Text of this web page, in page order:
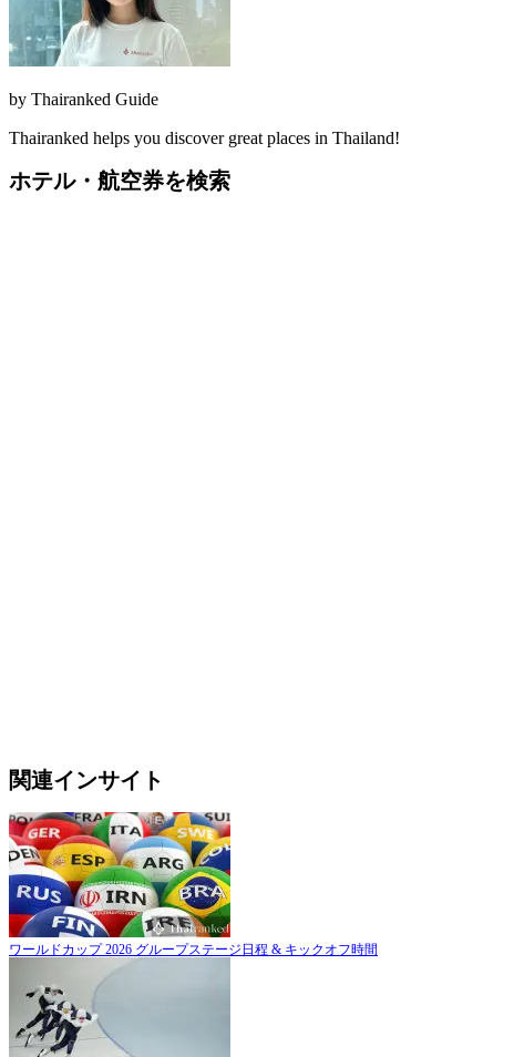
by Thairanked Guide
Thairanked helps you discover great places in Thailand!
ホテル・航空券を検索
関連インサイト
ワールドカップ 2026 グループステージ日程 & キックオフ時間